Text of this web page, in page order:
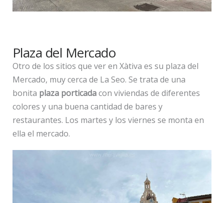
Plaza del Mercado
Otro de los sitios que ver en Xàtiva es su plaza del
Mercado, muy cerca de La Seo. Se trata de una
bonita plaza porticadacon viviendas de diferentes
colores y una buena cantidad de bares y
restaurantes. Los martes y los viernes se monta en
ella el mercado.